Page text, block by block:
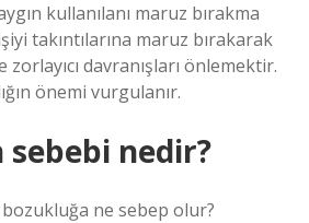
kullanılanı maruz bırakma
takıntılarına maruz bırakarak
zorlayıcı davranışları önlemektir.
önemi vurgulanır.
sebebi nedir?
ne sebep olur?